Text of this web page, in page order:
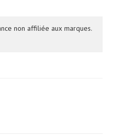
non affiliée aux marques.